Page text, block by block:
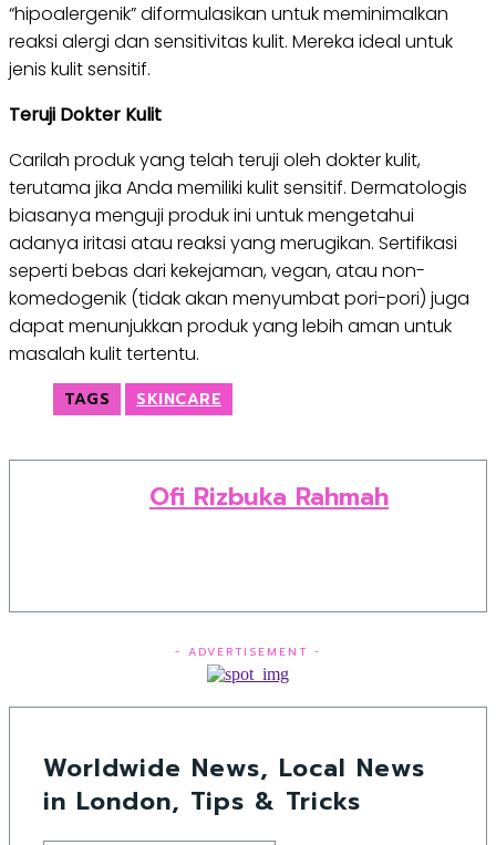
“hipoalergenik” diformulasikan untuk meminimalkan
reaksi alergi dan sensitivitas kulit. Mereka ideal untuk
jenis kulit sensitif.
Teruji Dokter Kulit
Carilah produk yang telah teruji oleh dokter kulit,
terutama jika Anda memiliki kulit sensitif. Dermatologis
biasanya menguji produk ini untuk mengetahui
adanya iritasi atau reaksi yang merugikan. Sertifikasi
seperti bebas dari kekejaman, vegan, atau non-
komedogenik (tidak akan menyumbat pori-pori) juga
dapat menunjukkan produk yang lebih aman untuk
masalah kulit tertentu.
TAGS SKINCARE
Ofi Rizbuka Rahmah
- ADVERTISEMENT -
Worldwide News, Local News
in London, Tips & Tricks